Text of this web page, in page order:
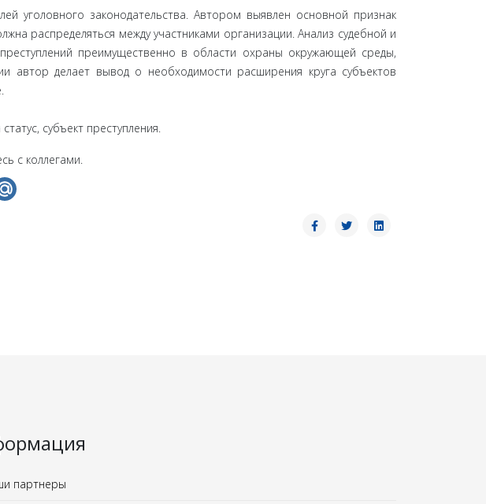
уголовного законодательства. Автором выявлен основной признак
распределяться между участниками организации. Анализ судебной и
преимущественно в области охраны окружающей среды,
автор делает вывод о необходимости расширения круга субъектов
субъект преступления.
с коллегами.
партнеры